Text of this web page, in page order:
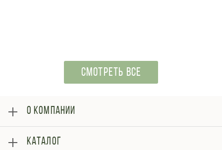
СМОТРЕТЬ ВСЕ
О КОМПАНИИ
ОплатаКАТАЛОГ